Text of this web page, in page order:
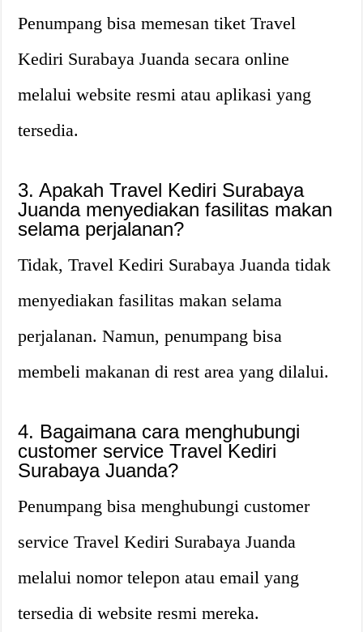
Penumpang bisa memesan tiket Travel
Kediri Surabaya Juanda secara online
melalui website resmi atau aplikasi yang
tersedia.
3. Apakah Travel Kediri Surabaya
Juanda menyediakan fasilitas makan
selama perjalanan?
Tidak, Travel Kediri Surabaya Juanda tidak
menyediakan fasilitas makan selama
perjalanan. Namun, penumpang bisa
membeli makanan di rest area yang dilalui.
4. Bagaimana cara menghubungi
customer service Travel Kediri
Surabaya Juanda?
Penumpang bisa menghubungi customer
service Travel Kediri Surabaya Juanda
melalui nomor telepon atau email yang
tersedia di website resmi mereka.